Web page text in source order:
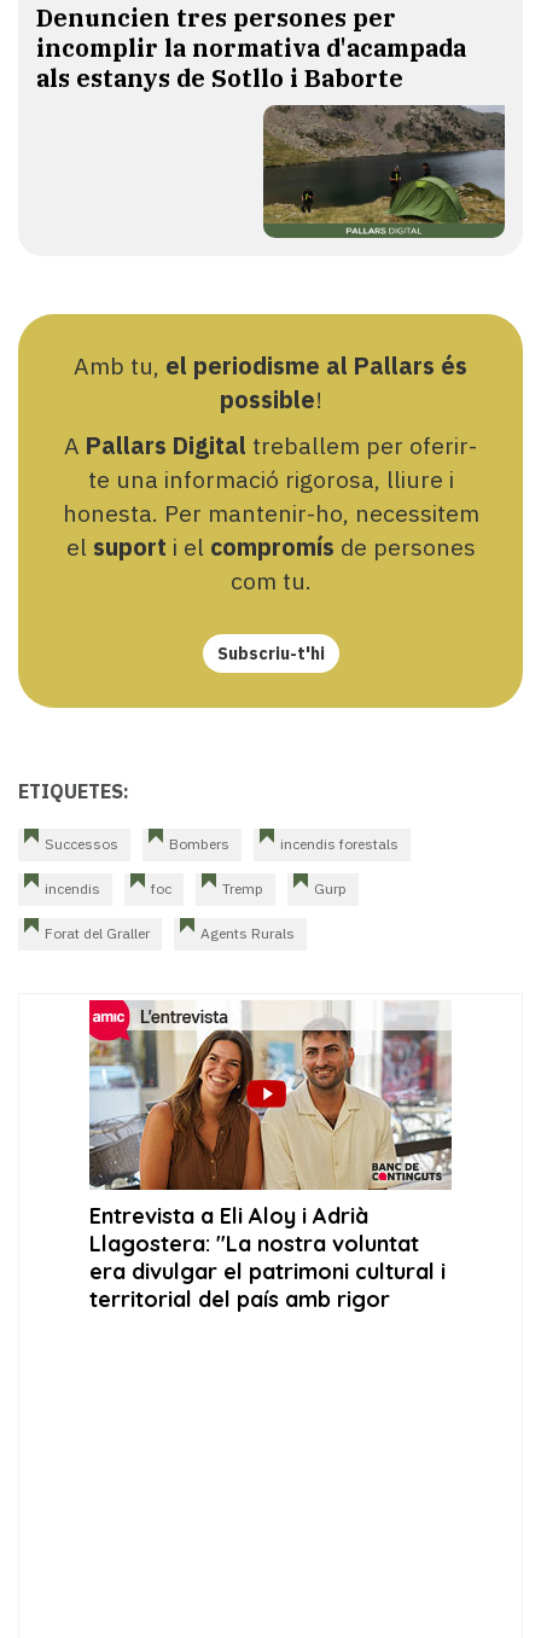
Denuncien tres persones per
incomplir la normativa d'acampada
als estanys de Sotllo i Baborte
Amb tu, el periodisme al Pallars és
possible!
A Pallars Digital treballem per oferir-
te una informació rigorosa, lliure i
honesta. Per mantenir-ho, necessitem
el suport i el compromís de persones
com tu.
Subscriu-t'hi
ETIQUETES:
Successos Bombers incendis forestals
incendis foc Tremp Gurp
Forat del Graller Agents Rurals